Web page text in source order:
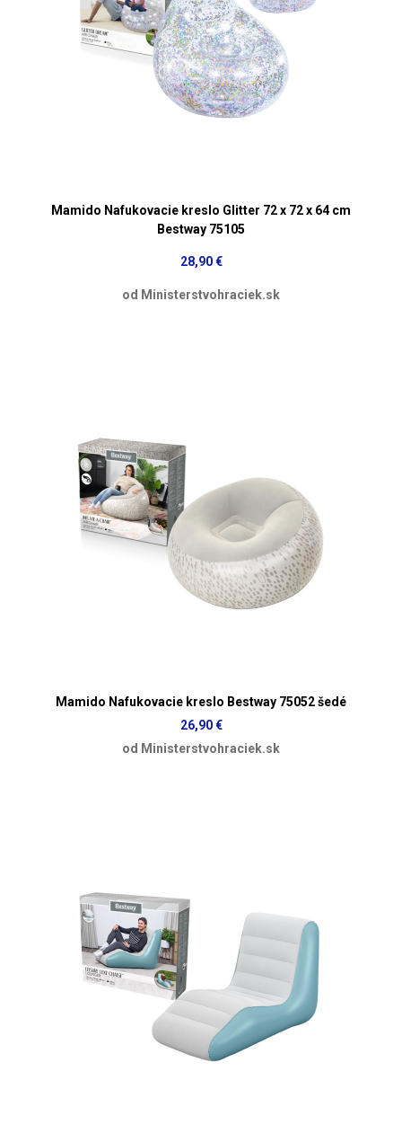
Mamido Nafukovacie kreslo Glitter 72 x 72 x 64 cm
Bestway 75105
28,90 €
od Ministerstvohraciek.sk
Mamido Nafukovacie kreslo Bestway 75052 šedé
26,90 €
od Ministerstvohraciek.sk